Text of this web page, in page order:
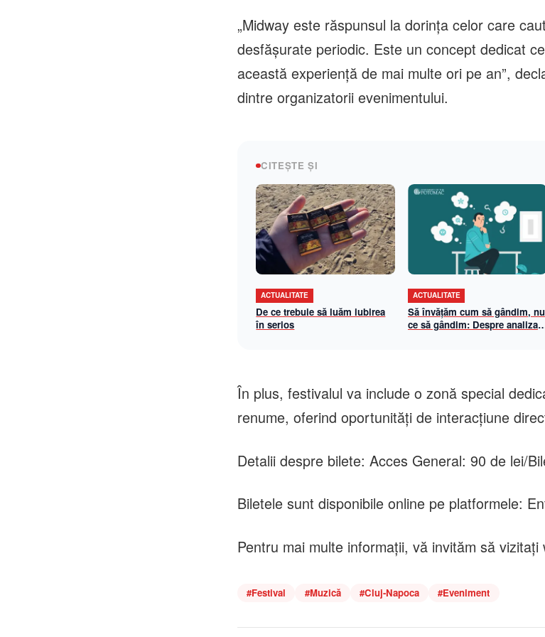
„Midway este răspunsul la dorința celor care
desfășurate periodic. Este un concept dedicat
această experiență de mai multe ori pe an”,
dintre organizatorii evenimentului.
CITEȘTE ȘI
ACTUALITATE
De ce trebuie să luăm iubirea
în serios
ACTUALITATE
Să învățăm cum să gândim, nu
ce să gândim: Despre analiza
În plus, festivalul va include o zonă special
renume, oferind oportunități de interacțiune
Detalii despre bilete: Acces General: 90 de lei/
Biletele sunt disponibile online pe platformele:
Pentru mai multe informații, vă invităm să vizitați
#Festival #Muzică #Cluj-Napoca #Eveniment